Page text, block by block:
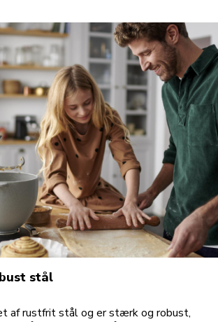
stål
af rustfrit stål og er stærk og robust,